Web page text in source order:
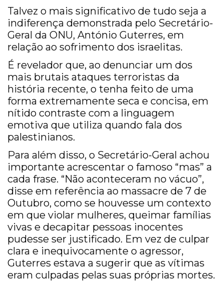
Talvez o mais significativo de tudo seja a
indiferença demonstrada pelo Secretário-
Geral da ONU, António Guterres, em
relação ao sofrimento dos israelitas.
É revelador que, ao denunciar um dos
mais brutais ataques terroristas da
história recente, o tenha feito de uma
forma extremamente seca e concisa, em
nítido contraste com a linguagem
emotiva que utiliza quando fala dos
palestinianos.
Para além disso, o Secretário-Geral achou
importante acrescentar o famoso “mas” a
cada frase. “Não aconteceram no vácuo”,
disse em referência ao massacre de 7 de
Outubro, como se houvesse um contexto
em que violar mulheres, queimar famílias
vivas e decapitar pessoas inocentes
pudesse ser justificado. Em vez de culpar
clara e inequivocamente o agressor,
Guterres estava a sugerir que as vítimas
eram culpadas pelas suas próprias mortes.